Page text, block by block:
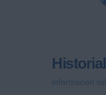
Información